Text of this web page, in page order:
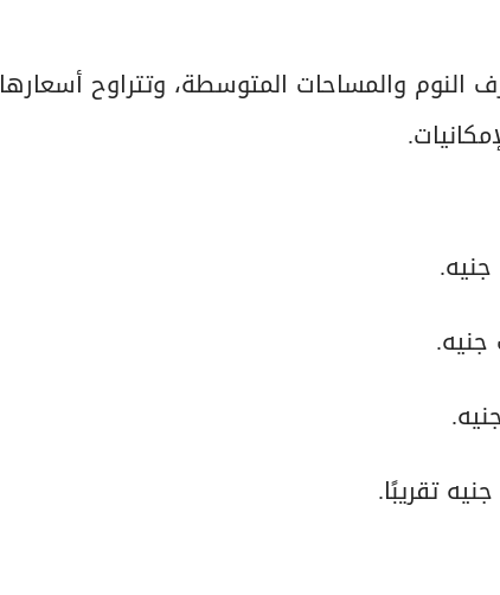
لغرف النوم والمساحات المتوسطة، وتتراوح أسعارها